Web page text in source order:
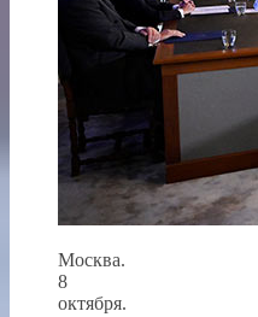
Москва.
8
октября.